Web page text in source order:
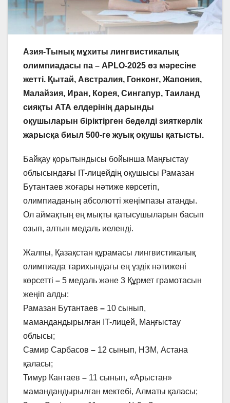
Азия-Тынық мұхиты лингвистикалық
олимпиадасы па – APLO-2025 өз мәресіне
жетті. Қытай, Австралия, Гонконг, Жапония,
Малайзия, Иран, Корея, Сингапур, Таиланд
сияқты АТА елдерінің дарынды
оқушыларын біріктірген беделді зияткерлік
жарысқа биыл 500-ге жуық оқушы қатысты.
Байқау қорытындысы бойынша Маңғыстау
облысындағы IT-лицейдің оқушысы Рамазан
Бутантаев жоғары нәтиже көрсетіп,
олимпиаданың абсолютті жеңімпазы атанды.
Ол аймақтың ең мықты қатысушыларын басып
озып, алтын медаль иеленді.
Жалпы, Қазақстан құрамасы лингвистикалық
олимпиада тарихындағы ең үздік нәтижені
көрсетті – 5 медаль және 3 Құрмет грамотасын
жеңіп алды:
Рамазан Бутантаев – 10 сынып,
мамандандырылған IT-лицей, Маңғыстау
облысы;
Самир Сарбасов – 12 сынып, НЗМ, Астана
қаласы;
Тимур Кантаев – 11 сынып, «Арыстан»
мамандандырылған мектебі, Алматы қаласы;